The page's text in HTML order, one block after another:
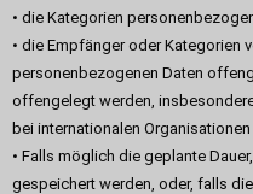
• die Kategorien
• die Empfänger oder Kategorien
personenbezogenen Daten
offengelegt werden,
bei internationalen Organisationen
• Falls möglich die geplante
gespeichert werden, oder, falls